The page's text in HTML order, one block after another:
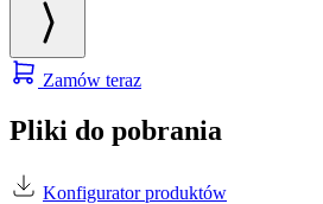
Zamów teraz
Pliki do pobrania
Konfigurator produktów